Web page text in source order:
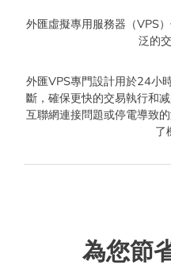
外匯虛擬專用服務器（VPS
泛的
外匯VPS專門設計用於24小
斷，確保更快的交易執行和
互聯網連接問題或停電導致
了
為您節